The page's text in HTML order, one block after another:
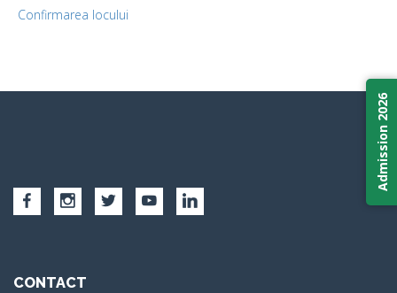
Confirmarea locului
CONTACT
Admission 2026